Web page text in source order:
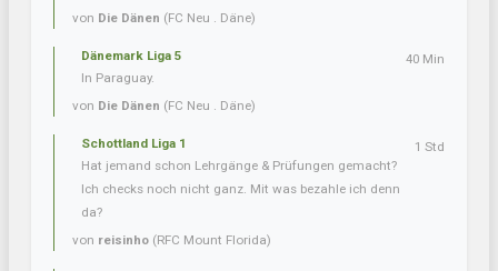
von Die Dänen (FC Neu . Däne)
Dänemark Liga 5
In Paraguay.
von Die Dänen (FC Neu . Däne)
40 Min
Schottland Liga 1
Hat jemand schon Lehrgänge & Prüfungen gemacht?
Ich checks noch nicht ganz. Mit was bezahle ich denn
da?
von reisinho (RFC Mount Florida)
1 Std